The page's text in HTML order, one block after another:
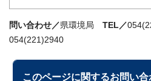
問い合わせ／県環境局 TEL／
054(221)2940
このページに関するお問い合